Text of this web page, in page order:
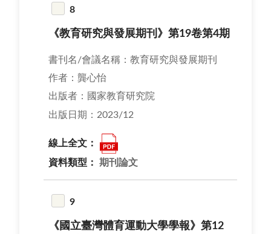
8
《教育研究與發展期刊》第19卷第4期
書刊名/會議名稱：教育研究與發展期刊
作者：龔心怡
出版者：國家教育研究院
出版日期：2023/12
線上全文：
資料類型： 期刊論文
9
《國立臺灣體育運動大學學報》第12